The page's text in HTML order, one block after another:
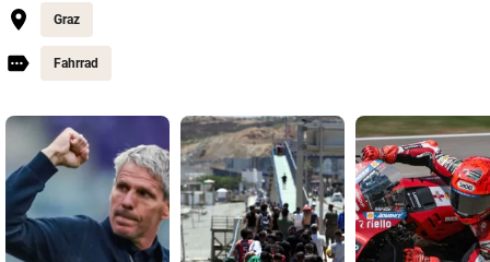
Graz
Fahrrad